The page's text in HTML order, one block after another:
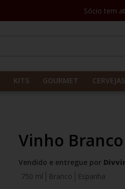
Sócio tem
KITS GOURMET CERVEJAS
Vinho
Vendido e entregue por
Branco
Espanha
750 ml